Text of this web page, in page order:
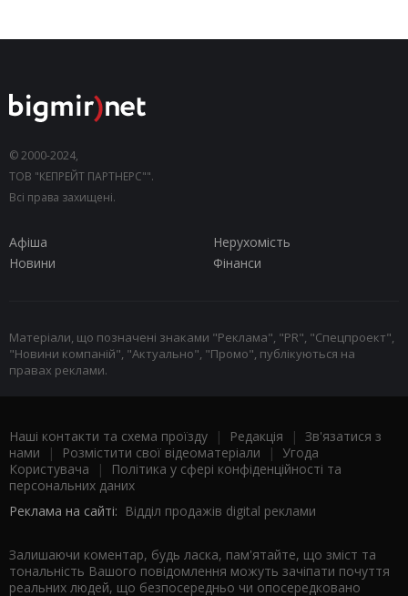
© 2000-2024,
ТОВ "КЕПРЕЙТ ПАРТНЕРС"".
Всі права захищені.
Афіша
Нерухомість
Новини
Фінанси
Матеріали, що позначені знаками "Реклама", "PR", "Спецпроект",
"Новини компаній", "Актуально", "Промо", публікуються на
правах реклами.
Наші контакти та схема проїзду | Редакція | Зв'язатися з
нами | Розмістити свої відеоматеріали | Угода
Користувача |
Політика у сфері конфіденційності та
персональних даних
Реклама на сайті: Відділ продажів digital реклами
Залишаючи коментар, будь ласка, пам'ятайте, що зміст та
тональність Вашого повідомлення можуть зачіпати почуття
реальних людей, що безпосередньо чи опосередковано